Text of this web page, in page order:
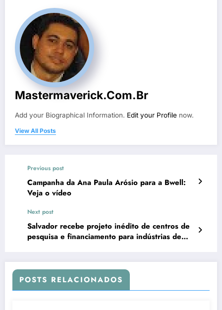
Mastermaverick.com.br
Add your Biographical Information. Edit your Profile now.
View All Posts
Previous post
Campanha da Ana Paula Arósio para a Bwell:
Veja o vídeo
Next post
Salvador recebe projeto inédito de centros de
pesquisa e financiamento para indústrias de
POSTS RELACIONADOS